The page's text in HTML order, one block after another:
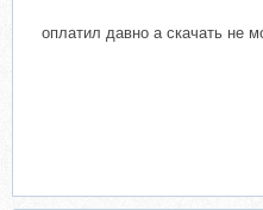
оплатил давно а скачать не